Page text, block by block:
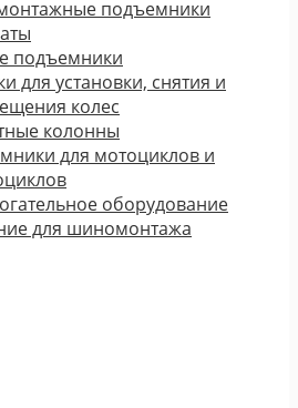
подъемники
подъемники
для установки, снятия и
колес
колонны
для мотоциклов и
оборудование
для шиномонтажа